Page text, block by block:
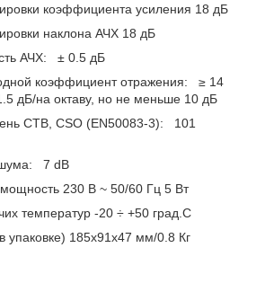
коэффициента усиления 18 дБ
наклона АЧХ 18 дБ
АЧХ: ± 0.5 дБ
коэффициент отражения: ≥ 14
дБ/на октаву, но не меньше 10 дБ
CTB, CSO (EN50083-3): 101
7 dB
230 В ~ 50/60 Гц 5 Вт
температур -20 ÷ +50 град.C
упаковке) 185x91x47 мм/0.8 Кг